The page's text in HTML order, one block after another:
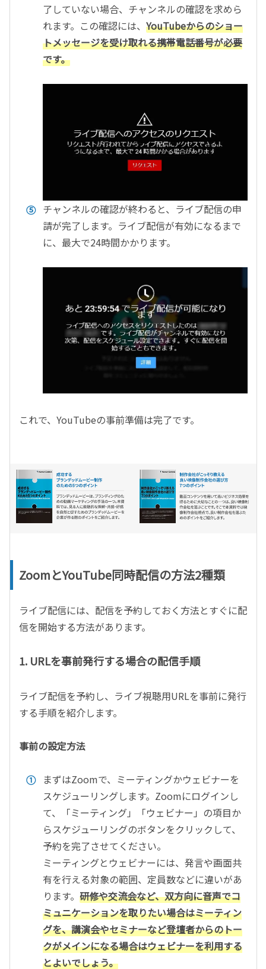
了していない場合、チャンネルの確認を求めら
れます。この確認には、 YouTubeからのショー
トメッセージを受け取れる携帯電話番号が必要
です。
チャンネルの確認が終わると、ライブ配信の申
請が完了します。ライブ配信が有効になるまで
に、最大で24時間かかります。
これで、YouTubeの事前準備は完了です。
ZoomとYouTube同時配信の方法2種類
ライブ配信には、配信を予約しておく方法とすぐに配
信を開始する方法があります。
1. URLを事前発行する場合の配信手順
ライブ配信を予約し、ライブ視聴用URLを事前に発行
する手順を紹介します。
事前の設定方法
まずはZoomで、ミーティングかウェビナーを
スケジューリングします。Zoomにログインし
て、「ミーティング」「ウェビナー」の項目か
らスケジューリングのボタンをクリックして、
予約を完了させてください。
ミーティングとウェビナーには、発言や画面共
有を行える対象の範囲、定員数などに違いがあ
ります。 研修や交流会など、双方向に音声でコ
ミュニケーションを取りたい場合はミーティン
グを、講演会やセミナーなど登壇者からのトー
クがメインになる場合はウェビナーを利用する
とよいでしょう。